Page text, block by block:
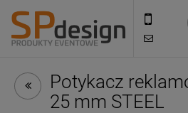
Potykacz
25 mm STEEL